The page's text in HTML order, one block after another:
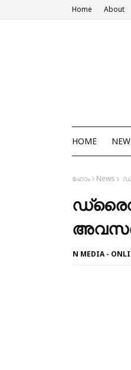
Home About
HOME
ഹോം News
N MEDIA -